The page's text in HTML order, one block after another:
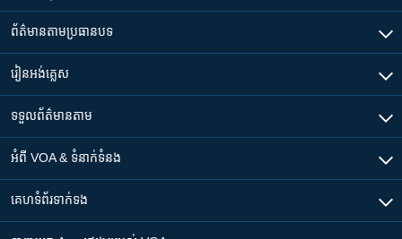
ព័ត៌មាន​តាមប្រធានបទ​
រៀន​​អង់គ្លេស
ទទួល​ព័ត៌មាន​តាម
អំពី​ VOA & ទំនាក់ទំនង
គេហទំព័រ​​ទាក់ទង